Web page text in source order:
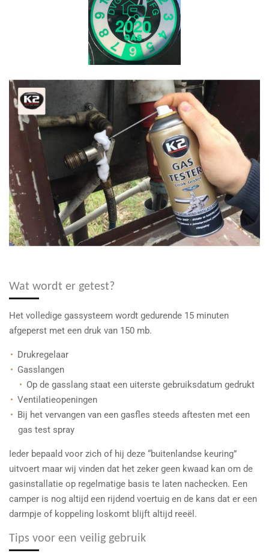
Wat wordt er getest?
Het volledige gassysteem wordt gedurende 15 minuten
afgeperst met een druk van 150 mb.
Drukregelaar
Gasslangen
Op de gasslang staat een uiterste gebruiksdatum gedrukt
Ventilatieopeningen
Bij het vervangen van een gasfles steeds aftesten met een
gas test spray
Ieder bepaald voor zich of hij deze “buitenlandse keuring”
uitvoert maar wij vinden dat het zeker geen kwaad kan om de
gasinstallatie op regelmatige basis te laten nachecken. Een
camper is nog altijd een rijdend voertuig en de kans dat er een
darmpje of koppeling loskomt blijft altijd reeël.
Tips voor een veilig gebruik